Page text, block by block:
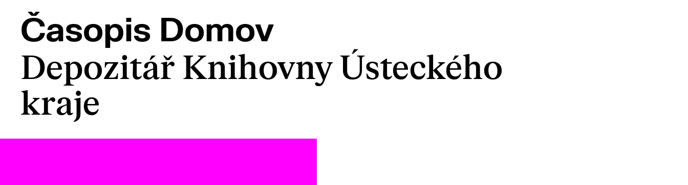
Časopis Domov
Depozitář Knihovny Ústeckého
kraje